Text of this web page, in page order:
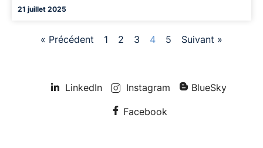
21 juillet 2025
« Précédent 1 2 3 4 5 Suivant »
LinkedIn Instagram BlueSky
Facebook